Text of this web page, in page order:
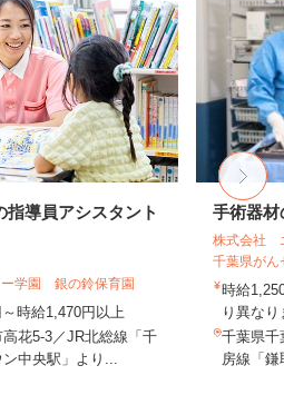
指導員アシスタント
ー学園 銀の鈴保育園
時給1,470円以上
花5-3／JR北総線「千
中央駅」より...
手術器材
株式会社
千葉県がん
時給
り異な
千葉県千
房線「